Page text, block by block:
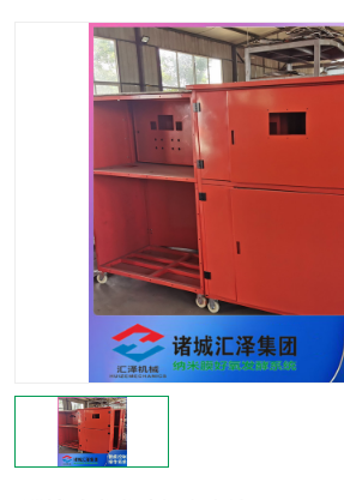
鸡粪发酵机 有机
纳米膜好氧发酵堆肥机 粪污
膜式堆肥机 纳
膜式发酵仓 分
分子膜发酵堆肥设备